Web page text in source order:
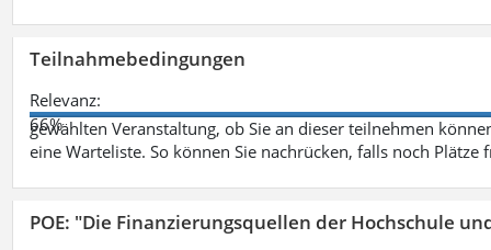
Teilnahmebedingungen
Relevanz:
66%
gewählten Veranstaltung, ob Sie an dieser teilnehmen
eine Warteliste. So können Sie nachrücken, falls noch Plätze
POE: "Die Finanzierungsquellen der Hochschule